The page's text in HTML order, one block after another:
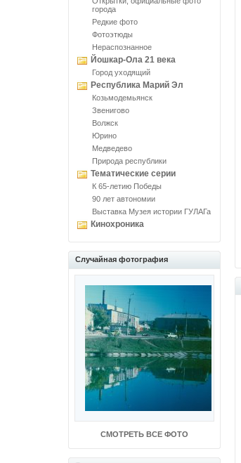
города
Редкие фото
Фотоэтюды
Нераспознанное
Йошкар-Ола 21 века
Город уходящий
Республика Марий Эл
Козьмодемьянск
Звенигово
Волжск
Юрино
Медведево
Природа республики
Тематические серии
К 65-летию Победы
90 лет автономии
Выставка Музея истории ГУЛАГа
Кинохроника
Случайная фотография
СМОТРЕТЬ ВСЕ ФОТО